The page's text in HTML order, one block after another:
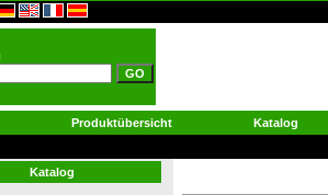
Produktübersicht Katalog
Katalog